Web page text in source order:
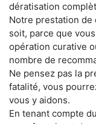
dératisation
Notre prestation
soit, parce que
opération curative
nombre de
Ne pensez pas la
fatalité, vous
vous y aidons.
En tenant compte